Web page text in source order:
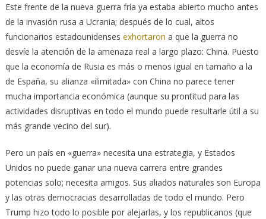
Este frente de la nueva guerra fría ya estaba abierto mucho antes
de la invasión rusa a Ucrania; después de lo cual, altos
funcionarios estadounidenses exhortaron a que la guerra no
desvíe la atención de la amenaza real a largo plazo: China. Puesto
que la economía de Rusia es más o menos igual en tamaño a la
de España, su alianza «ilimitada» con China no parece tener
mucha importancia económica (aunque su prontitud para las
actividades disruptivas en todo el mundo puede resultarle útil a su
más grande vecino del sur).
Pero un país en «guerra» necesita una estrategia, y Estados
Unidos no puede ganar una nueva carrera entre grandes
potencias solo; necesita amigos. Sus aliados naturales son Europa
y las otras democracias desarrolladas de todo el mundo. Pero
Trump hizo todo lo posible por alejarlas, y los republicanos (que